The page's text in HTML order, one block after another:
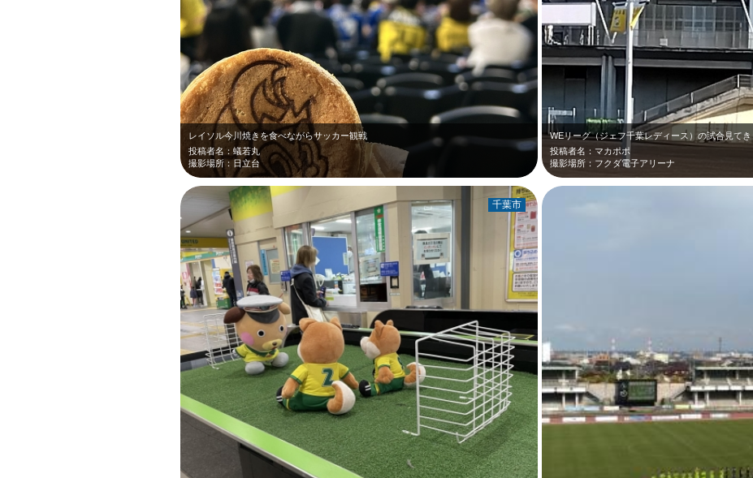
レイソル今川焼きを食べながらサッカー観戦
投稿者名：蟻若丸
撮影場所：日立台
WEリーグ（ジェフ千葉レディース）の試合見て
投稿者名：マカポポ
撮影場所：フクダ電子アリーナ
千葉市